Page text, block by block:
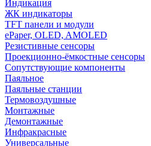
Индикация
ЖК индикаторы
TFT панели и модули
ePaper, OLED, AMOLED
Резистивные сенсоры
Проекционно-ёмкостные сенсоры
Сопутствующие компоненты
Паяльное
Паяльные станции
Термовоздушные
Монтажные
Демонтажные
Инфракрасные
Универсальные